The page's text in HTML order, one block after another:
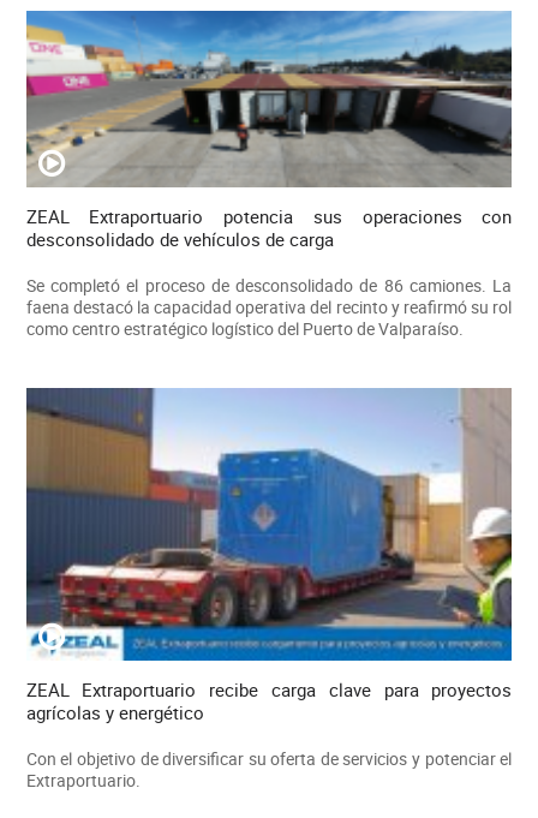
ZEAL Extraportuario potencia sus operaciones con
desconsolidado de vehículos de carga
Se completó el proceso de desconsolidado de 86 camiones. La
faena destacó la capacidad operativa del recinto y reafirmó su rol
como centro estratégico logístico del Puerto de Valparaíso.
ZEAL Extraportuario recibe carga clave para proyectos
agrícolas y energético
Con el objetivo de diversificar su oferta de servicios y potenciar el
Extraportuario.